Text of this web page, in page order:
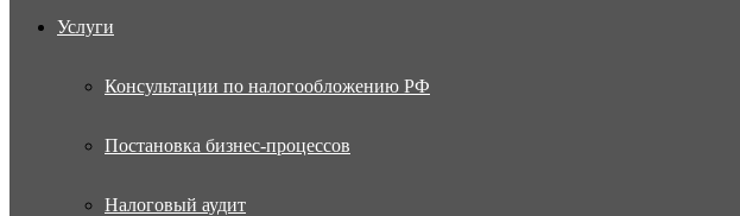
Услуги
Консультации по налогообложению РФ
Постановка бизнес-процессов
Налоговый аудит